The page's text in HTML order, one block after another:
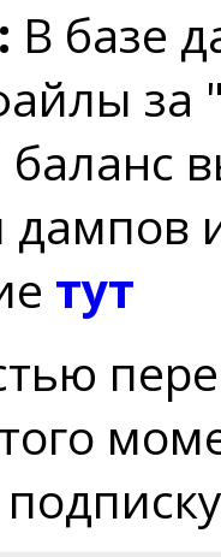
В базе
за
дампов
тут